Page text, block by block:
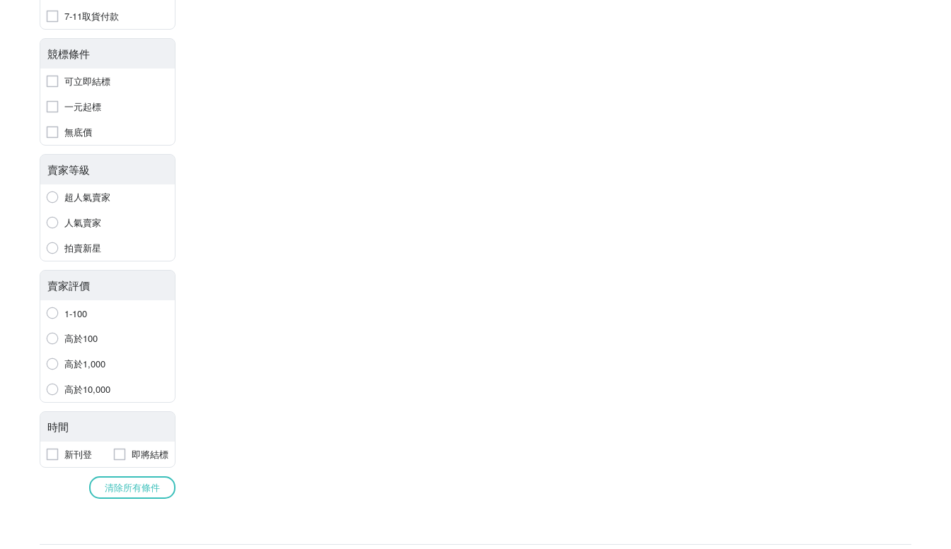
7-11取貨付款
競標條件
可立即結標
一元起標
無底價
賣家等級
超人氣賣家
人氣賣家
拍賣新星
賣家評價
1-100
高於100
高於1,000
高於10,000
時間
新刊登 即將結標
清除所有條件